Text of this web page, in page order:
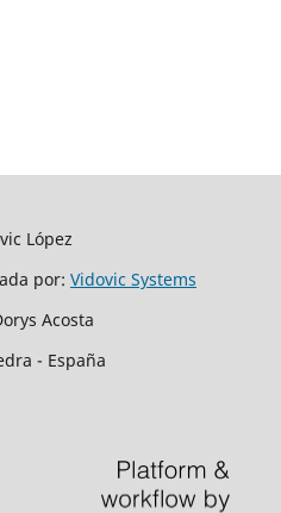
López
por: Vidovic Systems
Acosta
- España